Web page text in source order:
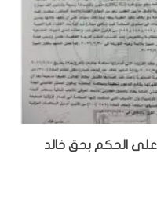
على الحكم بحق خالد